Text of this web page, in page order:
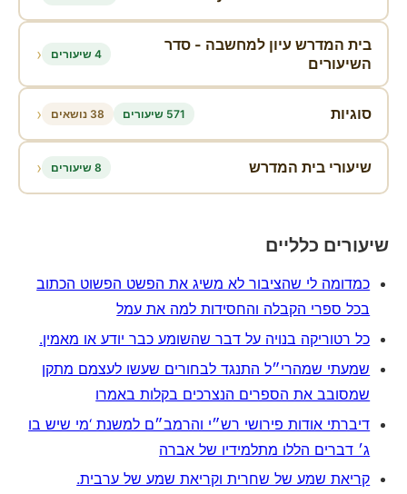
בית המדרש עיון למחשבה - סדר
השיעורים
4 שיעורים ‹
סוגיות 571 שיעורים 38 נושאים ‹
שיעורי בית המדרש 8 שיעורים ‹
שיעורים כלליים
כמדומה לי שהציבור לא משיג את הפשט הפשוט הכתוב
בכל ספרי הקבלה והחסידות למה את עמל
כל רטוריקה בנויה על דבר שהשומע כבר יודע או מאמין.
שמעתי שמהרי״ל התנגד לבחורים שעשו לעצמם מתקן
שמסובב את הספרים הנצרכים בקלות באמרו
דיברתי אודות פירושי רש״י והרמב״ם למשנת ‘מי שיש בו
ג׳ דברים הללו מתלמידיו של אברה
קריאת שמע של שחרית וקריאת שמע של ערבית.